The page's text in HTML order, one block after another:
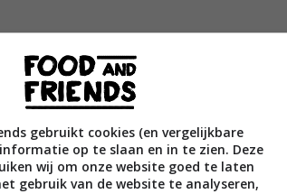
gebruikt cookies (en vergelijkbare
op te slaan en in te zien. Deze
wij om onze website goed te laten
gebruik van de website te analyseren,